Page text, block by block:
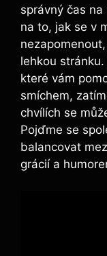
správný čas
na to, jak se v
lehkou
které vám
smíchem,
chvílích se
Pojďme se
balancovat
grácií a